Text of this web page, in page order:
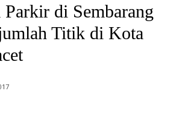
Parkir di Sembarang
Titik di Kota